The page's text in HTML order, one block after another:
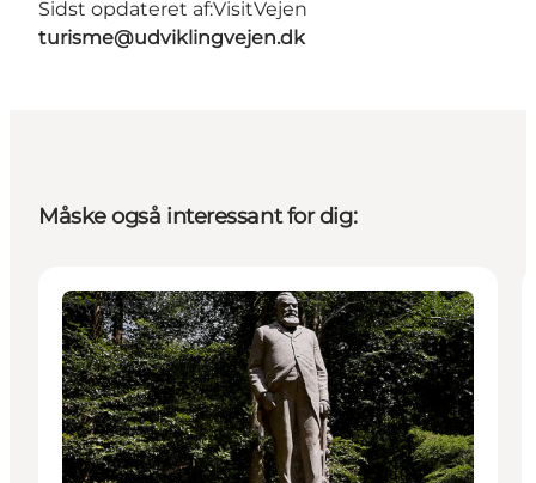
Sidst opdateret af:VisitVejen
turisme@udviklingvejen.dk
Måske også interessant for dig:
Attraktioner